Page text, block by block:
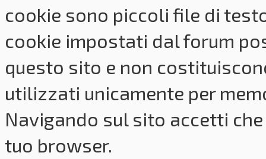
cookie sono piccoli file di
cookie impostati dal forum
questo sito e non
utilizzati unicamente per
Navigando sul sito accetti
tuo browser.